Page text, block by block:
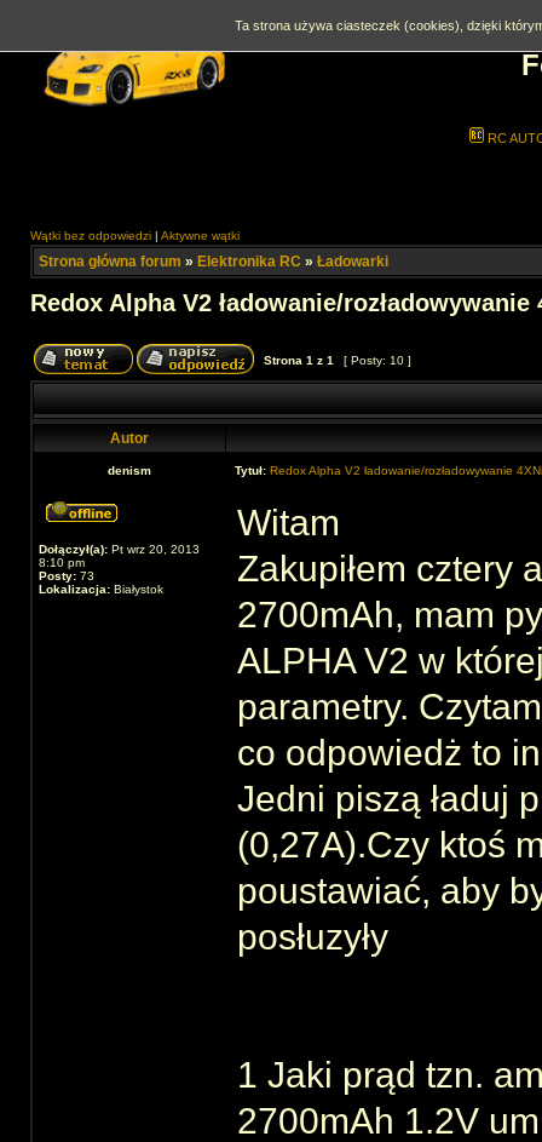
RC
Wątki bez odpowiedzi | Aktywne wątki
Strona główna forum » Elektronika RC » Ładowarki
Redox Alpha V2 ładowanie/rozładowywanie
Strona 1 z 1 [ Posty: 10 ]
Autor
denism Tytuł: Redox Alpha V2 ładowanie/rozładowywanie
Dołączył(a): Pt wrz 20, 2013
8:10 pm
Posty: 73
Lokalizacja: Białystok
Witam
Zakupiłem cztery
2700mAh, mam
ALPHA V2 w
parametry.
co odpowiedż to
Jedni piszą ładuj
(0,27A).Czy ktoś
poustawiać, aby
posłuzyły
1 Jaki prąd tzn.
2700mAh 1.2V
Ta strona używa ciasteczek (cookies), dzięki